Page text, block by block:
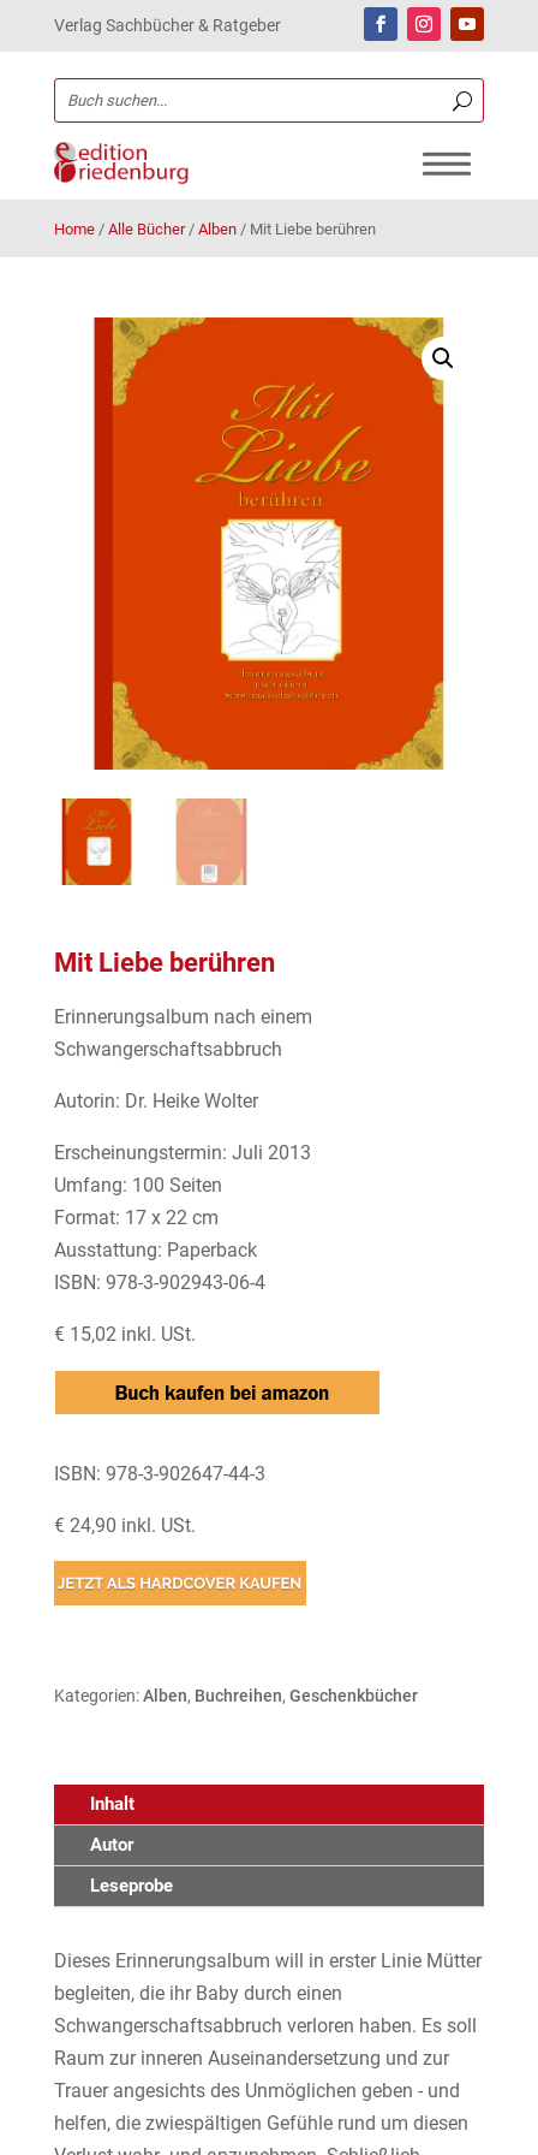
Verlag Sachbücher & Ratgeber
Home/ Alle Bücher/ Alben/ Mit Liebe berühren
Mit Liebe berühren
Erinnerungsalbum nach einem
Schwangerschaftsabbruch
Autorin: Dr. Heike Wolter
Erscheinungstermin: Juli 2013
Umfang: 100 Seiten
Format: 17 x 22 cm
Ausstattung: Paperback
ISBN: 978-3-902943-06-4
€ 15,02 inkl. USt.
ISBN: 978-3-902647-44-3
€ 24,90 inkl. USt.
Kategorien:Alben, Buchreihen, Geschenkbücher
Inhalt
Autor
Leseprobe
Dieses Erinnerungsalbum will in erster Linie Mütter
begleiten, die ihr Baby durch einen
Schwangerschaftsabbruch verloren haben. Es soll
Raum zur inneren Auseinandersetzung und zur
Trauer angesichts des Unmöglichen geben - und
helfen, die zwiespältigen Gefühle rund um diesen